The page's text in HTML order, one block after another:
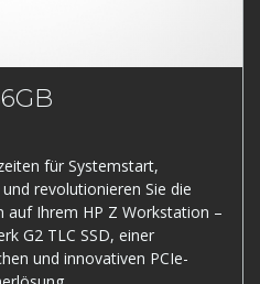
für Systemstart,
revolutionieren Sie die
auf Ihrem HP Z Workstation –
G2 TLC SSD, einer
und innovativen PCIe-